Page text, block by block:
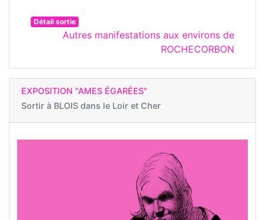
Détail sortie
Autres manifestations aux environs de
ROCHECORBON
EXPOSITION "AMES ÉGARÉES"
Sortir à BLOIS dans le Loir et Cher